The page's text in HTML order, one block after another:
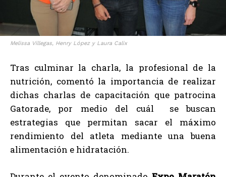
Melissa Villegas, Henry López y Laura Calix
Tras culminar la charla, la profesional de la
nutrición, comentó la importancia de realizar
dichas charlas de capacitación que patrocina
Gatorade, por medio del cuál se buscan
estrategias que permitan sacar el máximo
rendimiento del atleta mediante una buena
alimentación e hidratación.